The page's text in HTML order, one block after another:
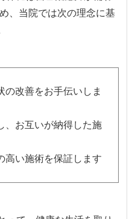
、当院では次の理念に基
の改善をお手伝いしま
、お互いが納得した施
高い施術を保証します